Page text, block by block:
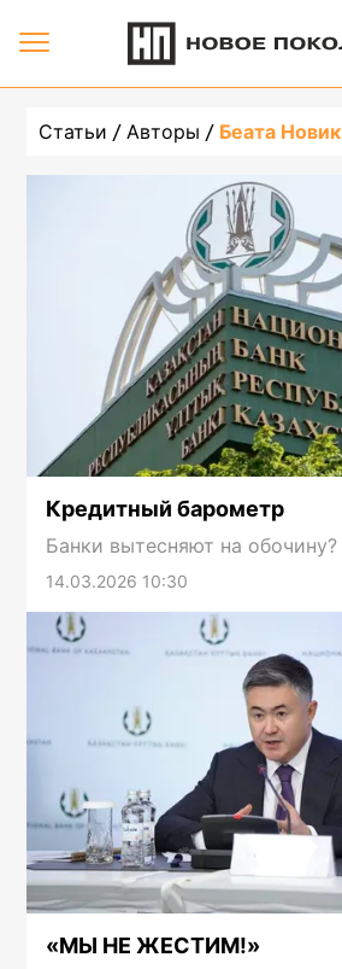
Статьи Авторы Беата Новик
Кредитный барометр
Банки вытесняют на обочину?
14.03.2026 10:30
«МЫ НЕ ЖЕСТИМ!»